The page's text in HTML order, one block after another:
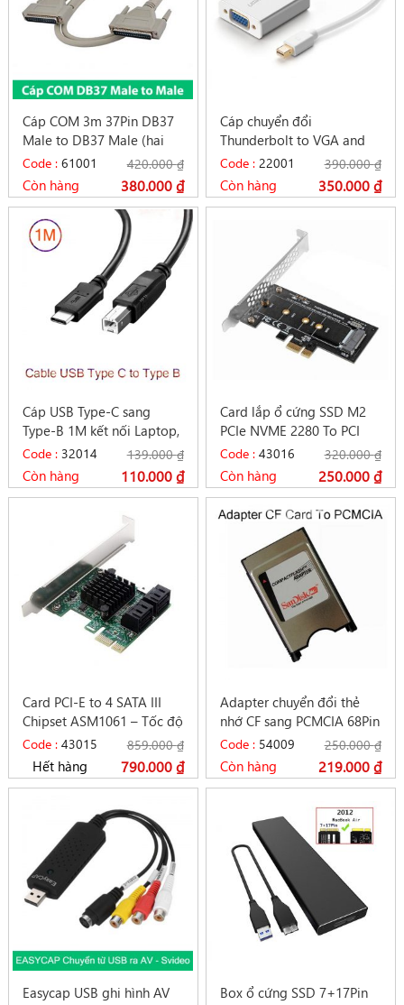
Cáp COM 3m 37Pin DB37
Male to DB37 Male (hai
đầu đực) chân kim420.000₫
380.000₫
Code :61001
Còn hàng
Cáp chuyển đổi
Thunderbolt to VGA and
Audio – Ugreen 10437
390.000₫
350.000₫
Code :22001
Còn hàng
Cáp USB Type-C sang
Type-B 1M kết nối Laptop,
Macbook với Máy in139.000₫
110.000₫
Code :32014
Còn hàng
Card lắp ổ cứng SSD M2
PCIe NVME 2280 To PCI
Express 3.0 X1
320.000₫
250.000₫
Code :43016
Còn hàng
Card PCI-E to 4 SATA III
Chipset ASM1061 – Tốc độ
6Gbps
859.000₫
790.000₫
Code :43015
Hết hàng
Adapter chuyển đổi thẻ
nhớ CF sang PCMCIA 68Pin
IDE / ATA máy CNC250.000₫
219.000₫
Code : 54009
Còn hàng
Easycap USB ghi hình AV
Box ổ cứng SSD 7+17Pin